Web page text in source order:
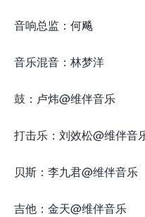
音响总监：何飚
音乐混音：林梦洋
鼓：卢炜@维伴音乐
打击乐：刘效松@维伴音
贝斯：李九君@维伴音乐
吉他：金天@维伴音乐